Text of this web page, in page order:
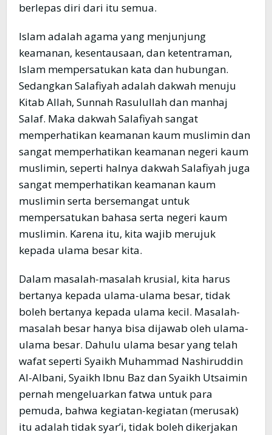
berlepas diri dari itu semua.
Islam adalah agama yang menjunjung
keamanan, kesentausaan, dan ketentraman,
Islam mempersatukan kata dan hubungan.
Sedangkan Salafiyah adalah dakwah menuju
Kitab Allah, Sunnah Rasulullah dan manhaj
Salaf. Maka dakwah Salafiyah sangat
memperhatikan keamanan kaum muslimin dan
sangat memperhatikan keamanan negeri kaum
muslimin, seperti halnya dakwah Salafiyah juga
sangat memperhatikan keamanan kaum
muslimin serta bersemangat untuk
mempersatukan bahasa serta negeri kaum
muslimin. Karena itu, kita wajib merujuk
kepada ulama besar kita.
Dalam masalah-masalah krusial, kita harus
bertanya kepada ulama-ulama besar, tidak
boleh bertanya kepada ulama kecil. Masalah-
masalah besar hanya bisa dijawab oleh ulama-
ulama besar. Dahulu ulama besar yang telah
wafat seperti Syaikh Muhammad Nashiruddin
Al-Albani, Syaikh Ibnu Baz dan Syaikh Utsaimin
pernah mengeluarkan fatwa untuk para
pemuda, bahwa kegiatan-kegiatan (merusak)
itu adalah tidak syar’i, tidak boleh dikerjakan